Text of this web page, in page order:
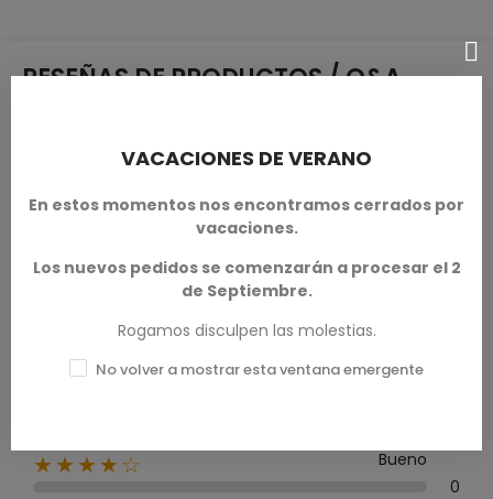
RESEÑAS DE PRODUCTOS / Q&A
0.0
0 Reseña
★★★★☆
Bueno
0
VACACIONES DE VERANO
En estos momentos nos encontramos cerrados por
vacaciones.
Los nuevos pedidos se comenzarán a procesar el 2
de Septiembre.
Rogamos disculpen las molestias.
No volver a mostrar esta ventana emergente